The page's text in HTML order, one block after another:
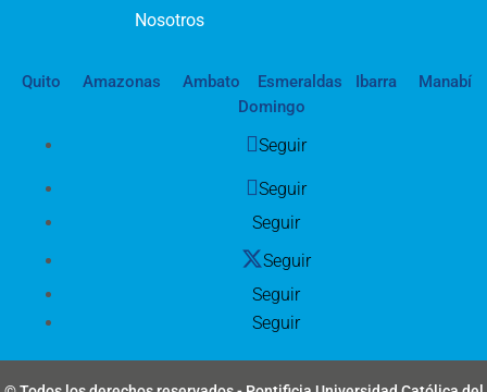
Nosotros
Quito Amazonas Ambato Esmeraldas Ibarra
Manabí
Domingo
Seguir
Seguir
Seguir
Seguir
Seguir
Seguir